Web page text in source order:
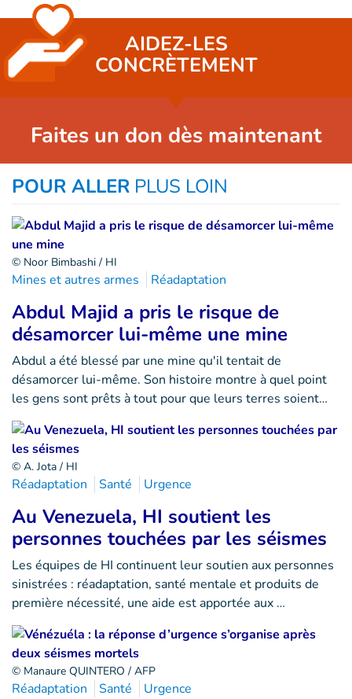
AIDEZ-LES
CONCRÈTEMENT
Faites un don dès maintenant
POUR ALLER PLUS LOIN
© Noor Bimbashi / HI
Mines et autres armes Réadaptation
Abdul Majid a pris le risque de
désamorcer lui-même une mine
Abdul a été blessé par une mine qu'il tentait de
désamorcer lui-même. Son histoire montre à quel point
les gens sont prêts à tout pour que leurs terres soient…
© A. Jota / HI
Réadaptation Santé Urgence
Au Venezuela, HI soutient les
personnes touchées par les séismes
Les équipes de HI continuent leur soutien aux personnes
sinistrées : réadaptation, santé mentale et produits de
première nécessité, une aide est apportée aux …
© Manaure QUINTERO / AFP
Réadaptation Santé Urgence